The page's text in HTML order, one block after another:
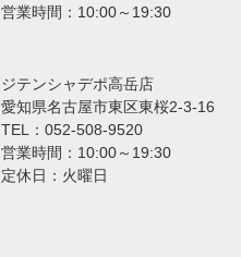
営業時間：10:00～19:30
ジテンシャデポ高岳店
愛知県名古屋市東区東桜2-3-16
TEL：052-508-9520
営業時間：10:00～19:30
定休日：火曜日